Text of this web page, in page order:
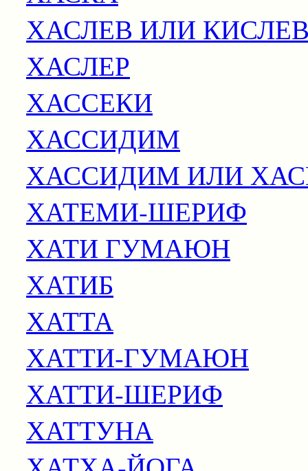
ХАСЛЕВ ИЛИ
ХАСЛЕР
ХАССЕКИ
ХАССИДИМ
ХАССИДИМ ИЛИ
ХАТЕМИ-ШЕРИФ
ХАТИ ГУМАЮН
ХАТИБ
ХАТТА
ХАТТИ-ГУМАЮН
ХАТТИ-ШЕРИФ
ХАТТУНА